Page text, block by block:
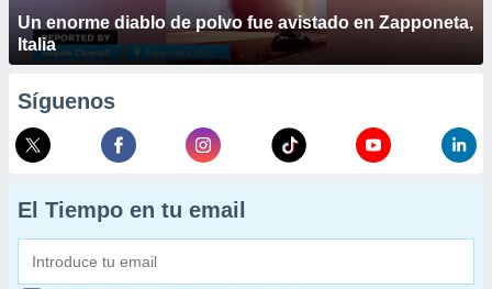
Un enorme diablo de polvo fue avistado en Zapponeta,
Italia
Síguenos
El Tiempo en tu email